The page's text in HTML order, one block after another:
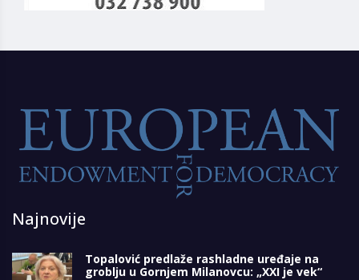
Najnovije
Topalović predlaže rashladne uređaje na
groblju u Gornjem Milanovcu: „XXI je vek“